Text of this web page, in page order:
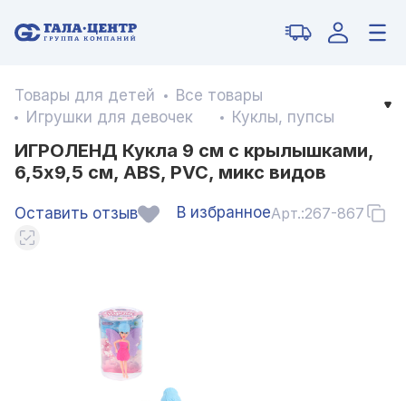
Товары для детей
Все товары
Игрушки для девочек
Куклы, пупсы
ИГРОЛЕНД Кукла 9 см с крылышками,
6,5х9,5 см, ABS, PVC, микс видов
Оставить отзыв В избранноеАрт.:267-867